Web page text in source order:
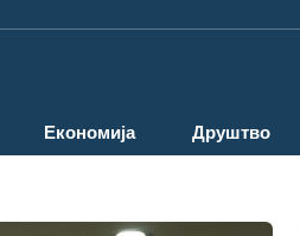
Економија Друштво